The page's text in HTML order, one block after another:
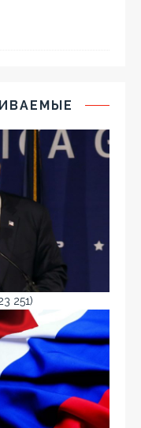
251)